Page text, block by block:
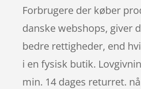
Forbrugere der køber
danske webshops, giver
bedre rettigheder, end
i en fysisk butik.
min. 14 dages returret.